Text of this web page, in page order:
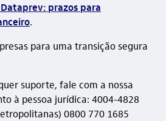
prazos para
.
para uma transição segura
suporte, fale com a nossa
à pessoa jurídica: 4004-4828
0800 770 1685